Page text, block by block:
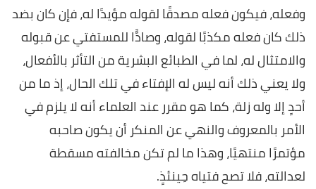
وفعله، فيكون فعله مصدقًا لقوله مؤيدًا له، فإن كان بضد
ذلك كان فعله مكذبًا لقوله، وصادًّا للمستفتي عن قبوله
والامتثال له، لما في الطبائع البشرية من التأثر بالأفعال،
ولا يعني ذلك أنه ليس له الإفتاء في تلك الحال، إذ ما من
أحدٍ إلا وله زلة، كما هو مقرر عند العلماء أنه لا يلزم في
الأمر بالمعروف والنهي عن المنكر أن يكون صاحبه
مؤتمرًا منتهيًا، وهذا ما لم تكن مخالفته مسقطة
لعدالته، فلا تصح فتياه حِينئذٍ.